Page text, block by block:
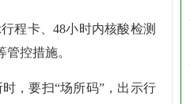
程卡、48小时内核酸检测
控措施。
，要扫“场所码”，出示行